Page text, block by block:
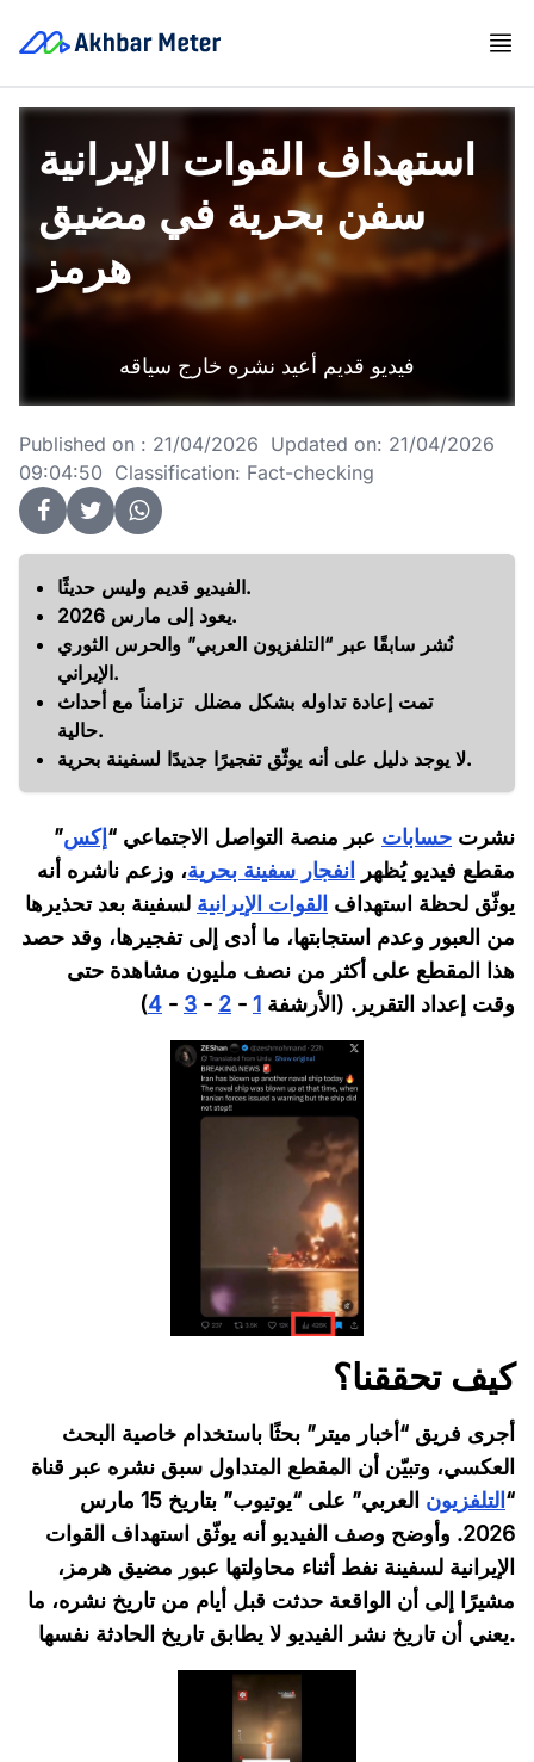
استهداف القوات الإيرانية
سفن بحرية في مضيق
هرمز
فيديو قديم أعيد نشره خارج سياقه
Published on : 21/04/2026 Updated on: 21/04/2026
09:04:50 Classification: Fact-checking
الفيديو قديم وليس حديثًا.
يعود إلى مارس 2026.
نُشر سابقًا عبر “التلفزيون العربي” والحرس الثوري
الإيراني.
تمت إعادة تداوله بشكل مضلل تزامناً مع أحداث
حالية.
لا يوجد دليل على أنه يوثّق تفجيرًا جديدًا لسفينة بحرية.
نشرت حسابات عبر منصة التواصل الاجتماعي “ إكس”
مقطع فيديو يُظهر
انفجار سفينة بحرية، وزعم ناشره أنه
يوثّق لحظة استهداف القوات الإيرانية لسفينة بعد تحذيرها
من العبور وعدم استجابتها، ما أدى إلى تفجيرها، وقد حصد
هذا المقطع على أكثر من نصف مليون مشاهدة حتى
وقت إعداد التقرير. (الأرشفة 1
-
2
-
3
-
4
)
كيف تحققنا؟
أجرى فريق “أخبار ميتر” بحثًا باستخدام خاصية البحث
العكسي، وتبيّن أن المقطع المتداول سبق نشره عبر قناة
“ التلفزيون
العربي” على “يوتيوب” بتاريخ 15 مارس
2026. وأوضح وصف الفيديو أنه يوثّق استهداف القوات
الإيرانية لسفينة نفط أثناء محاولتها عبور مضيق هرمز،
مشيرًا إلى أن الواقعة حدثت قبل أيام من تاريخ نشره، ما
يعني أن تاريخ نشر الفيديو لا يطابق تاريخ الحادثة نفسها.